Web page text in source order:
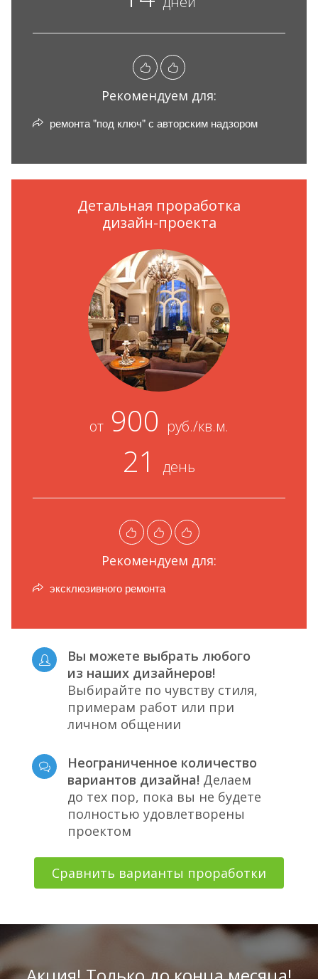
Рекомендуем для:
ремонта "под ключ" с авторским надзором
Детальная проработка
дизайн-проекта
от 900 руб./кв.м.
21 день
Рекомендуем для:
эксклюзивного ремонта
Вы можете выбрать любого
из наших дизайнеров!
Выбирайте по чувству стиля,
примерам работ или при
личном общении
Неограниченное количество
вариантов дизайна! Делаем
до тех пор, пока вы не будете
полностью удовлетворены
проектом
Сравнить варианты проработки